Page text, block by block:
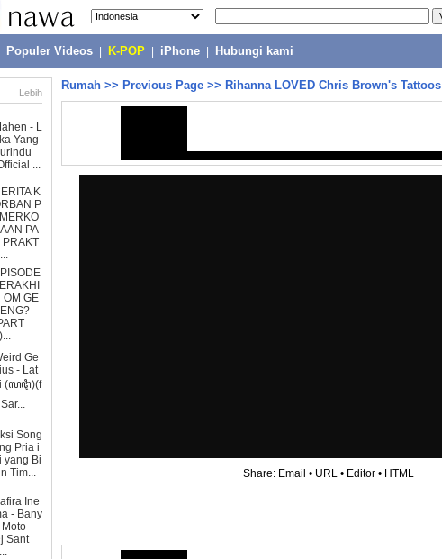
Populer Videos K-POP iPhone Hubungi kami
Lebih
- L
Yang
...
K
P
PA
PRAKT
OM GE
Ge
- Lat
(ꦭꦛꦶ)(f
Song
Pria i
yang Bi
Tim...
Ine
- Bany
-
Sant
Rumah >> Previous Page >> Rihanna LOVED Chris Brown's Tattoos
Share: Email • URL • Editor • HTML